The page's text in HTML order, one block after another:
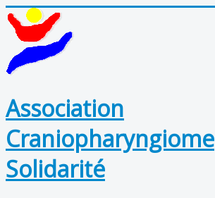
Association
Craniopharyngiome
Solidarité